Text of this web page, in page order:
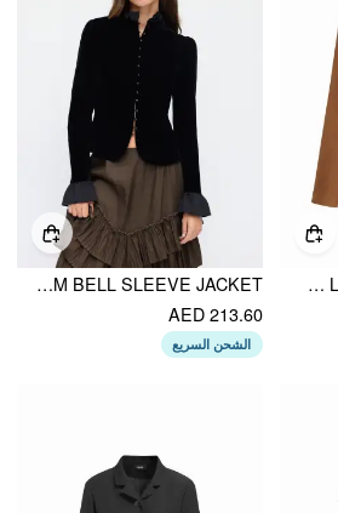
SUEDE SQUARE NECK LONG SLEEVE BLAZER
VELVET STAND COLLAR LETTUCE TRIM BELL SLEEVE JACKET
AED 213.60
الشحن السريع